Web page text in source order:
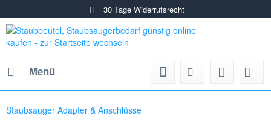
30 Tage Widerrufsrecht
Menü
Staubsauger Adapter & Anschlüsse